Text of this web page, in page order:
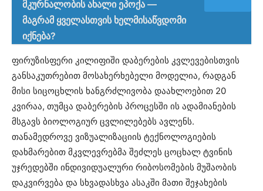
მკურნალობის ახალი ეპოქა —
მაგრამ ყველასთვის ხელმისაწვდომი
იქნება?
ფირუზისფერი კილიფიში დაბერების კვლევებისთვის
განსაკუთრებით მოსახერხებელი მოდელია, რადგან
მისი სიცოცხლის ხანგრძლივობა დაახლოებით 20
კვირაა, თუმცა დაბერების პროცესში ის ადამიანების
მსგავს ბიოლოგიურ ცვლილებებს ავლენს.
თანამედროვე ვიზუალიზაციის ტექნოლოგიების
დახმარებით მკვლევრებმა შეძლეს ცოცხალ ტვინის
უჯრედებში ინდივიდუალური რიბოსომების მუშაობის
დაკვირვება და სხვადასხვა ასაკში მათი შეჯახების